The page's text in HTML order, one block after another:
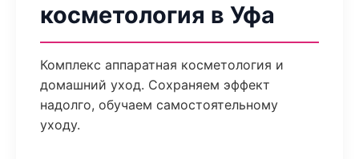
косметология в Уфа
Комплекс аппаратная косметология и
домашний уход. Сохраняем эффект
надолго, обучаем самостоятельному
уходу.